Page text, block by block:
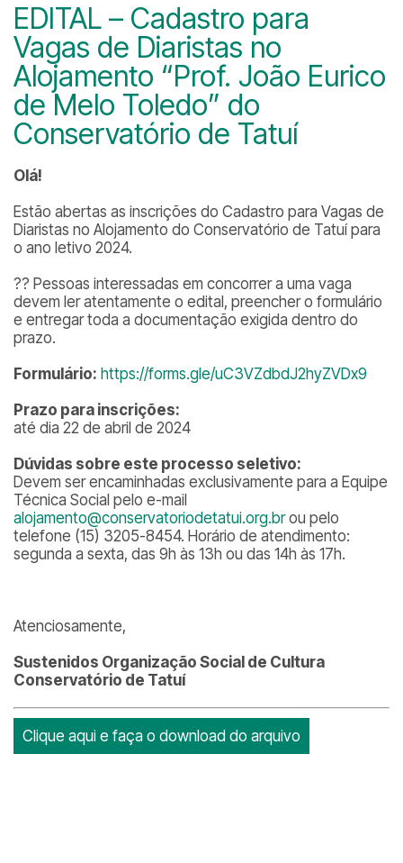
EDITAL – Cadastro para
Vagas de Diaristas no
Alojamento “Prof. João Eurico
de Melo Toledo” do
Conservatório de Tatuí
Olá!
Estão abertas as inscrições do Cadastro para Vagas de
Diaristas no Alojamento do Conservatório de Tatuí para
o ano letivo 2024.
?? Pessoas interessadas em concorrer a uma vaga
devem ler atentamente o edital, preencher o formulário
e entregar toda a documentação exigida dentro do
prazo.
Formulário: https://forms.gle/uC3VZdbdJ2hyZVDx9
Prazo para inscrições:
até dia 22 de abril de 2024
Dúvidas sobre este processo seletivo:
Devem ser encaminhadas exclusivamente para a Equipe
Técnica Social pelo e-mail
alojamento@conservatoriodetatui.org.brou pelo
telefone (15) 3205-8454. Horário de atendimento:
segunda a sexta, das 9h às 13h ou das 14h às 17h.
Atenciosamente,
Sustenidos Organização Social de Cultura
Conservatório de Tatuí
Clique aqui e faça o download do arquivo